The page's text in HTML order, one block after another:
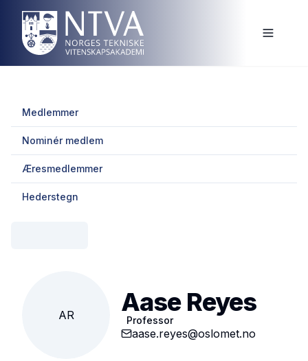
Medlemmer
Nominér medlem
Æresmedlemmer
Hederstegn
AR Aase Reyes
Professor
aase.reyes@oslomet.no